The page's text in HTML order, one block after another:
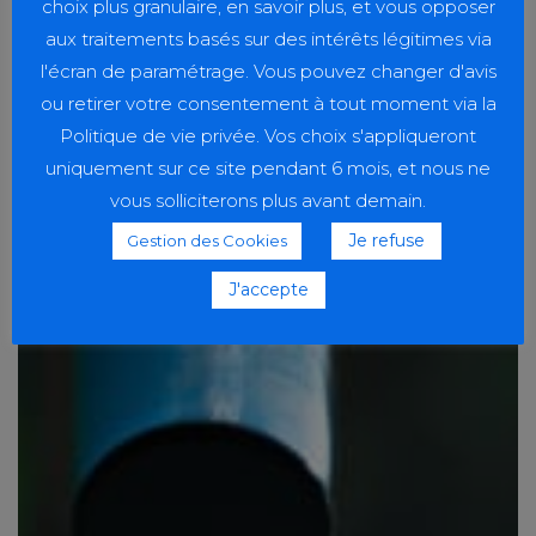
en limitant le gaspillage alimentaire.
Sensibiliser et éduquer :
événements ou des séances d’information
pour sensibiliser vos camarades aux enjeux du
développement durable et aux actions qu’ils
peuvent entreprendre.
Transports durables :
Optez pour le
covoiturage, le vélo ou les transports en
commun chaque fois que possible, pour
réduire les émissions de carbone liées aux
produits éthiques et respectueux de
l’environnement en soutenant les entreprises
qui adoptent des pratiques durables.
Économie d’énergie :
choix plus granulaire, en savoir plus, et vous opposer
aux traitements basés sur des intérêts légitimes via
l'écran de paramétrage. Vous pouvez changer d'avis
ou retirer votre consentement à tout moment via la
Politique de vie privée. Vos choix s'appliqueront
uniquement sur ce site pendant 6 mois, et nous ne
vous solliciterons plus avant demain.
Gestion des Cookies Je refuse
J'accepte